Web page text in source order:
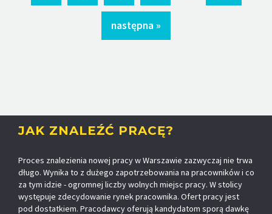
następna »
JAK ZNALEŹĆ PRACĘ?
Proces znalezienia nowej pracy w Warszawie zazwyczaj nie trwa
długo. Wynika to z dużego zapotrzebowania na pracowników i co
za tym idzie - ogromnej liczby wolnych miejsc pracy. W stolicy
występuje zdecydowanie rynek pracownika. Ofert pracy jest
pod dostatkiem. Pracodawcy oferują kandydatom sporą dawkę